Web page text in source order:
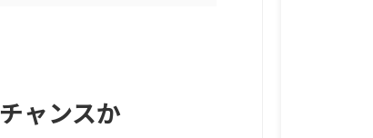
ャンスか